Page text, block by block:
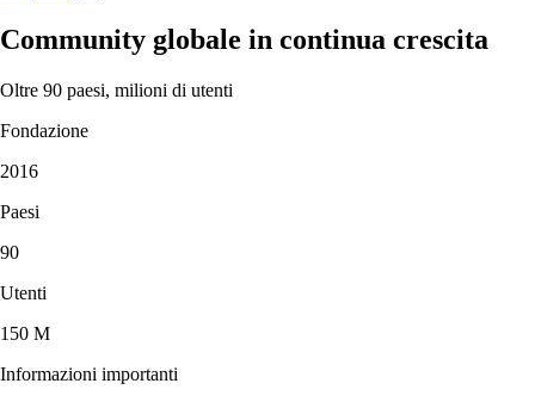
Community globale in continua crescita
Oltre 90 paesi, milioni di utenti
Fondazione
2016
Paesi
90
Utenti
150 M
Informazioni importanti